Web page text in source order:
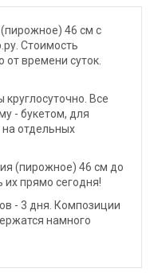
46 см с
Стоимость
от времени суток.
Все
- букетом, для
отдельных
(пирожное) 46 см до
прямо сегодня!
- 3 дня. Композиции
намного